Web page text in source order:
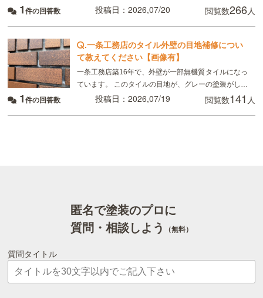
匿名で塗装のプロに
質問・相談しよう （無料）
質問タイトル
たのですが、 画像のように コーキングの端にマイナ
1件の回答数 投稿日：2026,07/20 閲覧数266人
.一条工務店のタイル外壁の目地補修につい
て教えてください【画像有】
一条工務店築16年で、外壁が一部無機質タイルになっ
ています。 このタイルの目地が、グレーの塗装がして
あるのですが、かなり禿げてしまっていてるので補修
1件の回答数 投稿日：2026,07/19 閲覧数141 人